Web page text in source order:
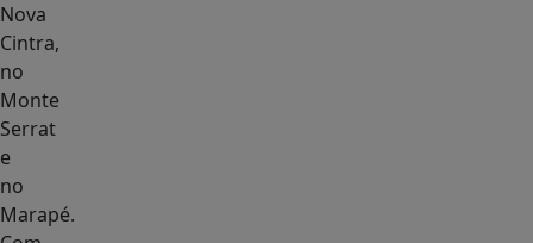
Nova
Cintra,
no
Monte
Serrat
e
no
Marapé.